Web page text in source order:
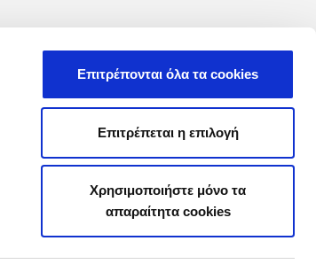
Επιτρέπονται όλα τα cookies
Επιτρέπεται η επιλογή
Χρησιμοποιήστε μόνο τα
απαραίτητα cookies